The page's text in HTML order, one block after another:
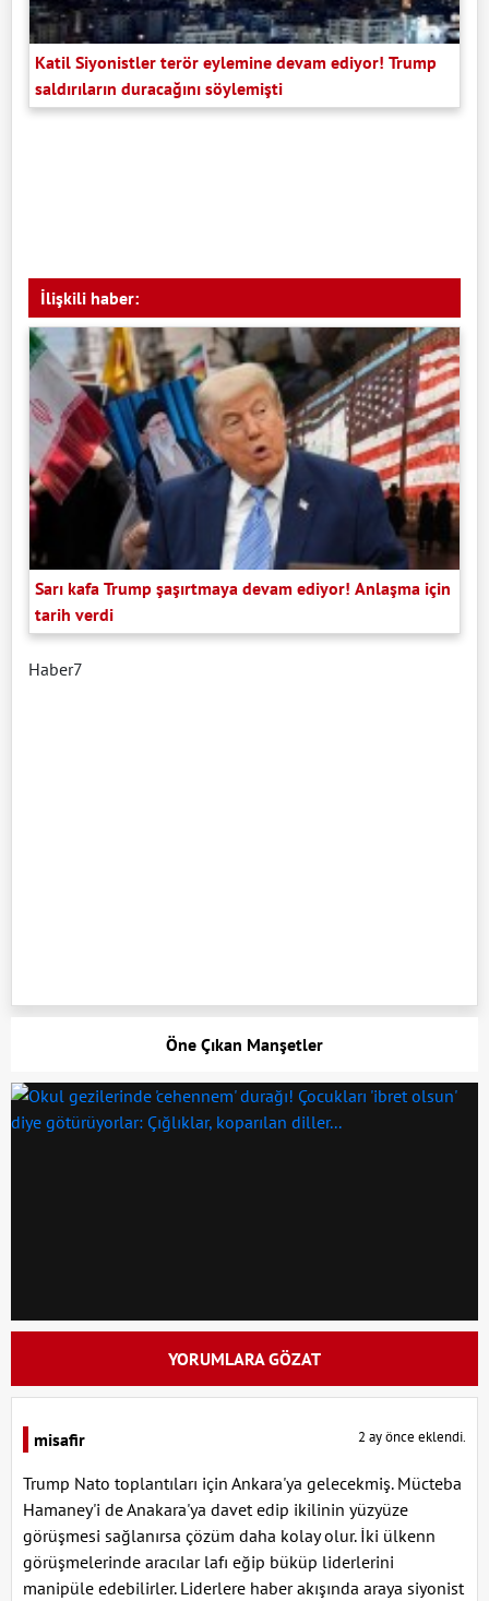
Katil Siyonistler terör eylemine devam ediyor! Trump
saldırıların duracağını söylemişti
İlişkili haber:
Sarı kafa Trump şaşırtmaya devam ediyor! Anlaşma için
tarih verdi
Haber7
Öne Çıkan Manşetler
YORUMLARA GÖZAT
misafir 2 ay önce eklendi.
Trump Nato toplantıları için Ankara'ya gelecekmiş. Mücteba
Hamaney'i de Anakara'ya davet edip ikilinin yüzyüze
görüşmesi sağlanırsa çözüm daha kolay olur. İki ülkenn
görüşmelerinde aracılar lafı eğip büküp liderlerini
manipüle edebilirler. Liderlere haber akışında araya siyonist